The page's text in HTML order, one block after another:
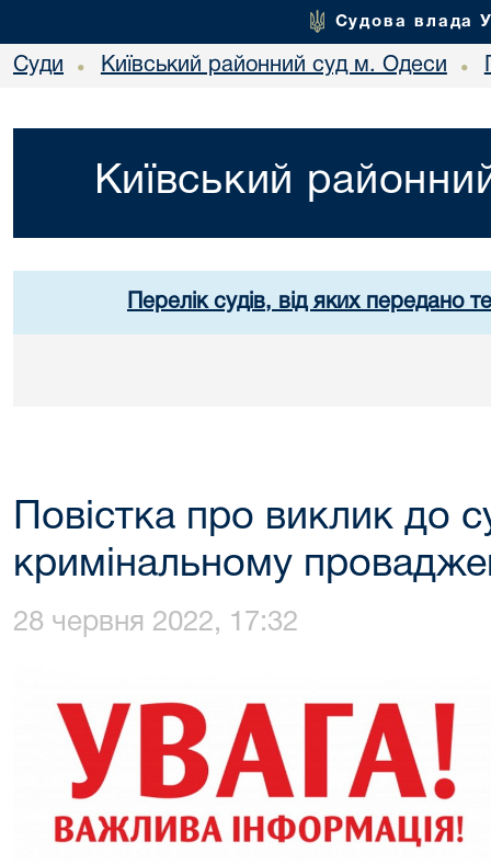
Судова влада
Суди • Київський районний суд м. Одеси •
Київський
Перелік судів, від яких передано
Повістка про виклик до
кримінальному
28 червня 2022, 17:32